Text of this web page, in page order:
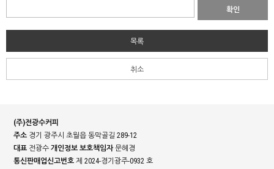
확인
목록
취소
(주)전광수커피
주소 경기 광주시 초월읍 동막골길 289-12
대표 전광수개인정보 보호책임자문혜경
통신판매업신고번호 제 2024-경기광주-0932 호